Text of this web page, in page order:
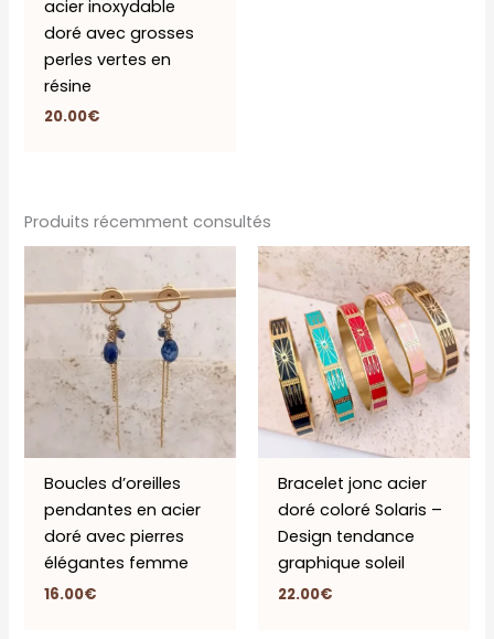
acier inoxydable
doré avec grosses
perles vertes en
résine
20.00€
Produits récemment consultés
Boucles d’oreilles
pendantes en acier
doré avec pierres
élégantes femme
16.00€
Bracelet jonc acier
doré coloré Solaris –
Design tendance
graphique soleil
22.00€